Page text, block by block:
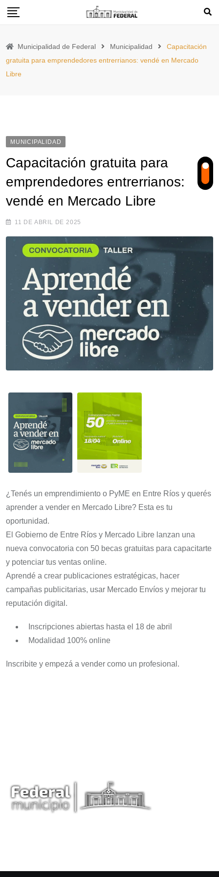
Skip
Municipalidad de Federal Municipalidad
Capacitación
gratuita para emprendedores entrerrianos: vendé en Mercado
Libre
MUNICIPALIDAD
Capacitación gratuita para
emprendedores entrerrianos:
vendé en Mercado Libre
11 DE ABRIL DE 2025
¿Tenés un emprendimiento o PyME en Entre Ríos y querés
aprender a vender en Mercado Libre? Esta es tu
oportunidad.
El Gobierno de Entre Ríos y Mercado Libre lanzan una
nueva convocatoria con 50 becas gratuitas para capacitarte
y potenciar tus ventas online.
Aprendé a crear publicaciones estratégicas, hacer
campañas publicitarias, usar Mercado Envíos y mejorar tu
reputación digital.
Inscripciones abiertas hasta el 18 de abril
Modalidad 100% online
Inscribite y empezá a vender como un profesional.